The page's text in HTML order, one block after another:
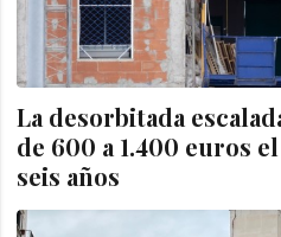
La desorbitada
de 600 a 1.400 euros
seis años